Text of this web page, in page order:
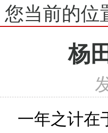
您当前的位
杨
一年之计在